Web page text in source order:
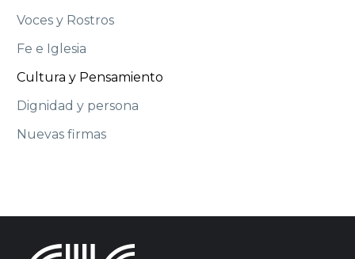
Voces y Rostros
Fe e Iglesia
Cultura y Pensamiento
Dignidad y persona
Nuevas firmas